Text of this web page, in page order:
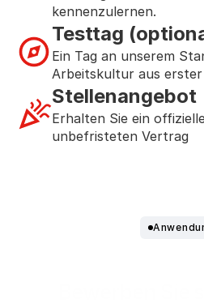
kennenzulernen.
Testtag
Ein Tag an unserem
Arbeitskultur aus
Stellenangebot
Erhalten Sie ein
unbefristeten Vertrag